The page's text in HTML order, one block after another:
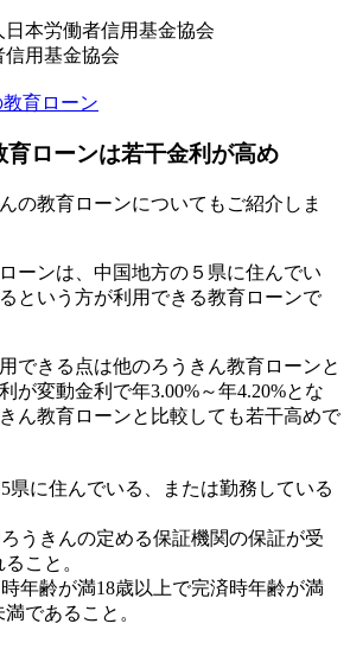
本労働者信用基金協会
用基金協会
育ローン
育ローンは若干金利が高め
の教育ローンについてもご紹介しま
ーンは、中国地方の５県に住んでい
という方が利用できる教育ローンで
できる点は他のろうきん教育ローンと
が変動金利で年3.00%～年4.20%とな
ん教育ローンと比較しても若干高めで
県に住んでいる、または勤務している
うきんの定める保証機関の保証が受
こと。
年齢が満18歳以上で完済時年齢が満
満であること。